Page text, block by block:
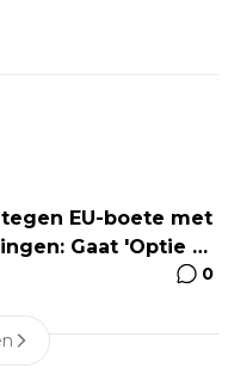
EU-boete met
Gaat 'Optie B'
tevreden
0